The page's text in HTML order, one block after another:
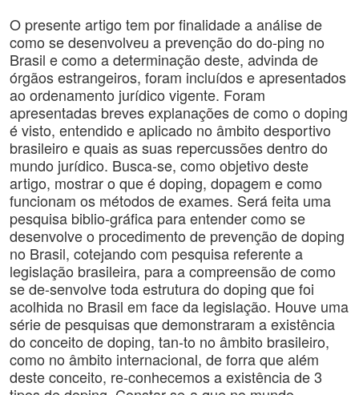
O presente artigo tem por finalidade a análise de
como se desenvolveu a prevenção do do-ping no
Brasil e como a determinação deste, advinda de
órgãos estrangeiros, foram incluídos e apresentados
ao ordenamento jurídico vigente. Foram
apresentadas breves explanações de como o doping
é visto, entendido e aplicado no âmbito desportivo
brasileiro e quais as suas repercussões dentro do
mundo jurídico. Busca-se, como objetivo deste
artigo, mostrar o que é doping, dopagem e como
funcionam os métodos de exames. Será feita uma
pesquisa biblio-gráfica para entender como se
desenvolve o procedimento de prevenção de doping
no Brasil, cotejando com pesquisa referente a
legislação brasileira, para a compreensão de como
se de-senvolve toda estrutura do doping que foi
acolhida no Brasil em face da legislação. Houve uma
série de pesquisas que demonstraram a existência
do conceito de doping, tan-to no âmbito brasileiro,
como no âmbito internacional, de forra que além
deste conceito, re-conhecemos a existência de 3